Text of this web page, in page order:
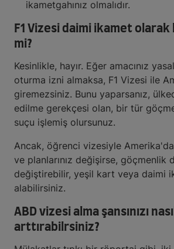
ikametgahınız olmalıdır.
F1 Vizesi daimi ikamet
mi?
Kesinlikle, hayır. Eğer amacınız
oturma izni almaksa, F1 Vizesi ile
giremezsiniz. Bunu yaparsanız,
edilme gerekçesi olan, bir tür
suçu işlemiş olursunuz.
Ancak, öğrenci vizesiyle
ve planlarınız değişirse, göçmenlik
değiştirebilir, yeşil kart veya daimi
alabilirsiniz.
ABD vizesi alma şansınızı nasıl
arttırabilrsiniz?